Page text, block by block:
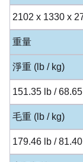
2102 x 1330 x
重量
淨重 (lb / kg)
151.35 lb /
毛重 (lb / kg)
179.46 lb /